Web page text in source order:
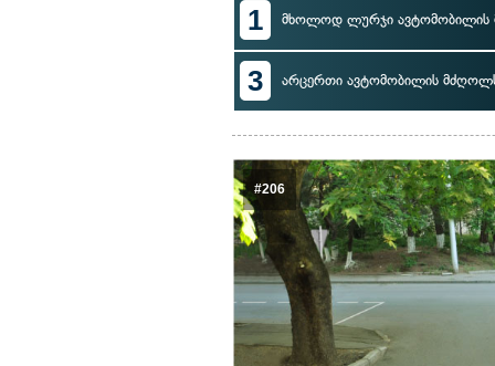
1 მხოლოდ ლურჯი ავტომობილის
3 არცერთი ავტომობილის
#206